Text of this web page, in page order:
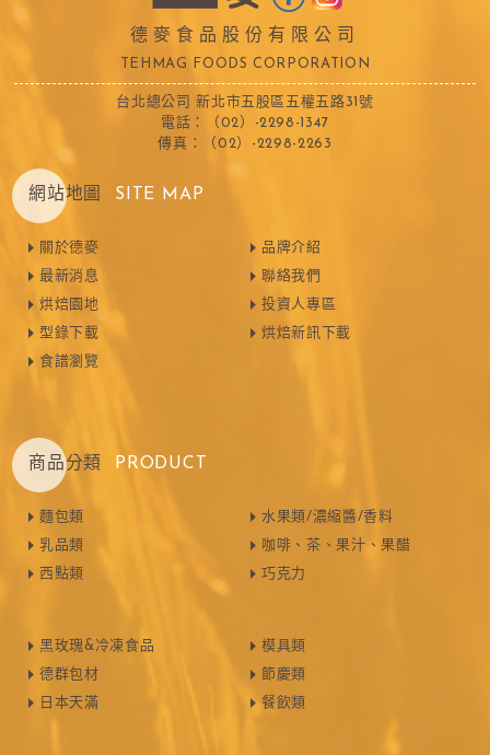
德麥食品股份有限公司
TEHMAG FOODS CORPORATION
台北總公司 新北市五股區五權五路31號
電話：（02）-2298-1347
傳真：（02）-2298-2263
網站地圖 SITE MAP
關於德麥
最新消息
烘焙園地
型錄下載
食譜瀏覽
品牌介紹
聯絡我們
投資人專區
烘焙新訊下載
商品分類 PRODUCT
麵包類
乳品類
西點類
水果類/濃縮醬/香料
咖啡、茶、果汁、果醋
巧克力
黑玫瑰&冷凍食品
德群包材
日本天滿
模具類
節慶類
餐飲類